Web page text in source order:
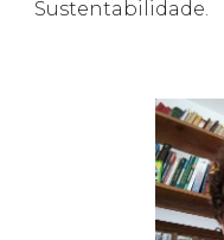
Sustentabilidade.